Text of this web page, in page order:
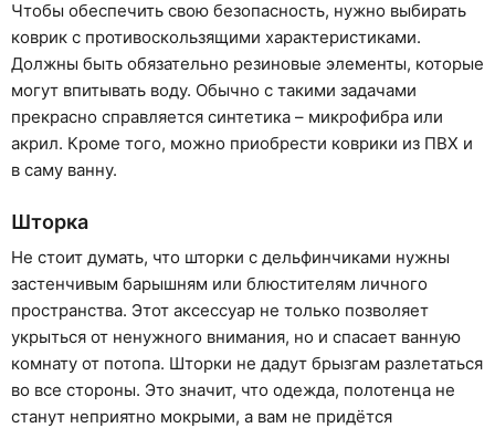
Чтобы обеспечить свою безопасность, нужно выбирать
коврик с противоскользящими характеристиками.
Должны быть обязательно резиновые элементы, которые
могут впитывать воду. Обычно с такими задачами
прекрасно справляется синтетика – микрофибра или
акрил. Кроме того, можно приобрести коврики из ПВХ и
в саму ванну.
Шторка
Не стоит думать, что шторки с дельфинчиками нужны
застенчивым барышням или блюстителям личного
пространства. Этот аксессуар не только позволяет
укрыться от ненужного внимания, но и спасает ванную
комнату от потопа. Шторки не дадут брызгам разлетаться
во все стороны. Это значит, что одежда, полотенца не
станут неприятно мокрыми, а вам не придётся